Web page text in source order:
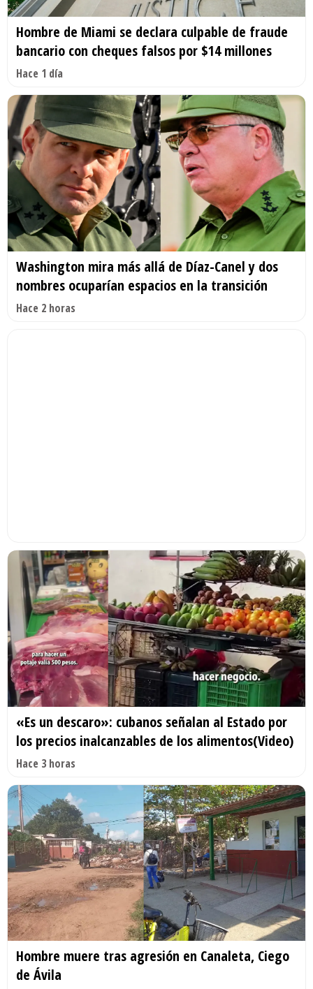
Hombre de Miami se declara culpable de fraude
bancario con cheques falsos por $14 millones
Hace 1 día
Washington mira más allá de Díaz-Canel y dos
nombres ocuparían espacios en la transición
Hace 2 horas
«Es un descaro»: cubanos señalan al Estado por
los precios inalcanzables de los alimentos(Video)
Hace 3 horas
Hombre muere tras agresión en Canaleta, Ciego
de Ávila